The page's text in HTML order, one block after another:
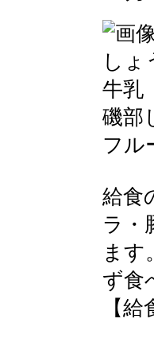
しょ
牛乳
磯部
フル
給食
ラ・
ます
ず食
【